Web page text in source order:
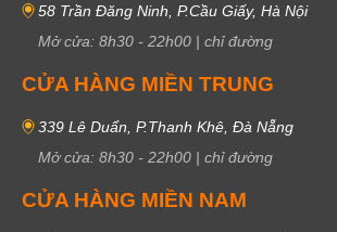
58 Trần Đăng Ninh, P.Cầu Giấy, Hà Nội
Mở cửa: 8h30 - 22h00 | chỉ đường
CỬA HÀNG MIỀN TRUNG
339 Lê Duẩn, P.Thanh Khê, Đà Nẵng
Mở cửa: 8h30 - 22h00 | chỉ đường
CỬA HÀNG MIỀN NAM